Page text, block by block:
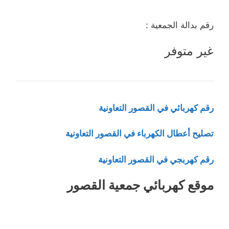
رقم بدالة الجمعية :
غير متوفر
رقم كهربائي في القصور التعاونية
تصليح أعطال الكهرباء في القصور التعاونية
رقم كهربجي في القصور التعاونية
موقع كهربائي جمعية القصور